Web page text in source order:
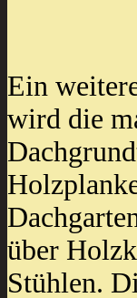
Ein
wird die
über
Stühlen.